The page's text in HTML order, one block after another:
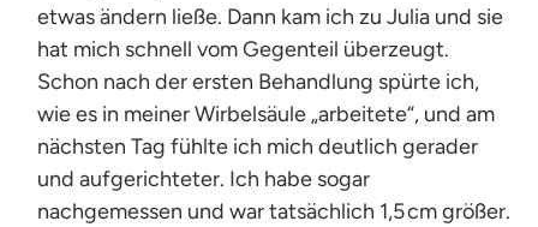
etwas ändern ließe. Dann kam ich zu Julia und sie
hat mich schnell vom Gegenteil überzeugt.
Schon nach der ersten Behandlung spürte ich,
wie es in meiner Wirbelsäule „arbeitete“, und am
nächsten Tag fühlte ich mich deutlich gerader
und aufgerichteter. Ich habe sogar
nachgemessen und war tatsächlich 1,5 cm größer.